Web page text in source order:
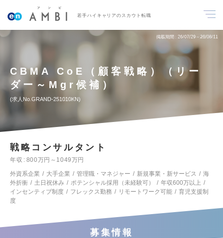
若手ハイキャリアのスカウト転職
掲載期間 26/07/29～26/08/11
CBMA CoE（顧客戦略）（リー
ダー～Mgr候補）
求人No.GRAND-251010KN
戦略コンサルタント
年収
800万円～1049万円
外資系企業
大手企業 管理職・マネジャー 新規事業・新サービス
海
外折衝
土日祝休み ポテンシャル採用（未経験可）
年収600万以上
インセンティブ制度
フレックス勤務 リモートワーク可能
育児支援制
度
募集情報